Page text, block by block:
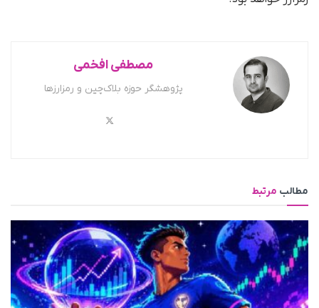
مصطفی افخمی
پژوهشگر حوزه بلاک‌چین و رمزارزها
مطالب مرتبط